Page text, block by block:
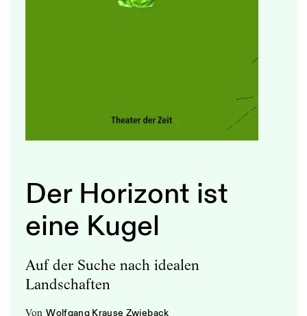
Der Horizont ist
eine Kugel
Auf der Suche nach idealen
Landschaften
von Wolfgang Krause Zwieback